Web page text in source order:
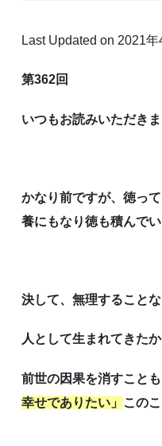
Last Updated on 2021年
第362回
いつもお読みいただき
かなり前ですが、徳っ
養にもなり徳も積んで
決して、無理すること
人として生まれてきた
前世の因果を消すこと
幸せでありたい」 この